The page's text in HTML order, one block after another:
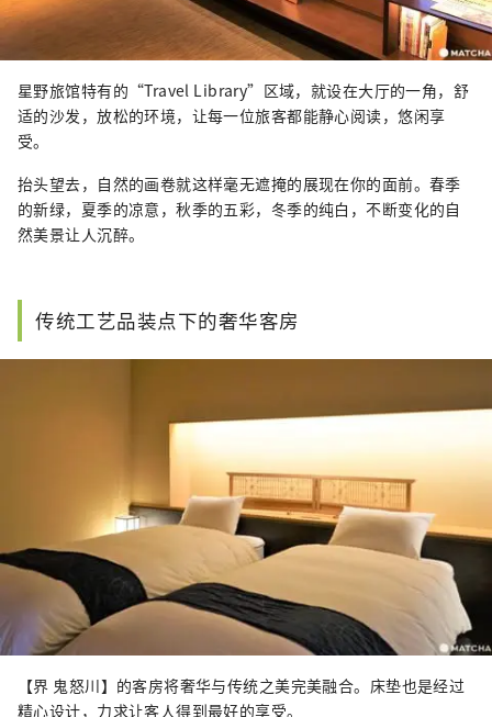
星野旅馆特有的“Travel Library”区域，就设在大厅的一角，舒
适的沙发，放松的环境，让每一位旅客都能静心阅读，悠闲享
受。
抬头望去，自然的画卷就这样毫无遮掩的展现在你的面前。春季
的新绿，夏季的凉意，秋季的五彩，冬季的纯白，不断变化的自
然美景让人沉醉。
传统工艺品装点下的奢华客房
【界 鬼怒川】的客房将奢华与传统之美完美融合。床垫也是经过
精心设计，力求让客人得到最好的享受。